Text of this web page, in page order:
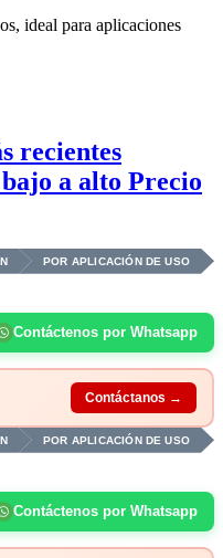
ideal para aplicaciones
recientes
a alto Precio
POR APLICACIÓN DE USO
Contáctenos por Whatsapp
Contáctanos →
POR APLICACIÓN DE USO
Contáctenos por Whatsapp